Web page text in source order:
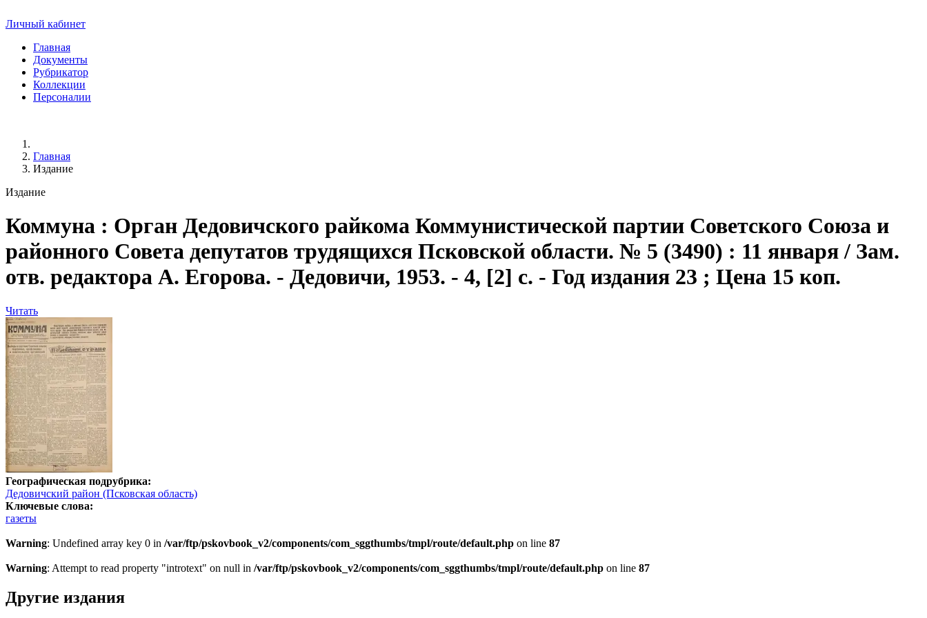
Личный кабинет
Главная
Документы
Рубрикатор
Коллекции
Персоналии
Главная
Издание
Издание
Коммуна : Орган Дедовичского райкома Коммунистической партии Советского Союза и
районного Совета депутатов трудящихся Псковской области. № 5 (3490) : 11 января / Зам.
отв. редактора А. Егорова. - Дедовичи, 1953. - 4, [2] с. - Год издания 23 ; Цена 15 коп.
Читать
Географическая подрубрика:
Дедовичский район (Псковская область)
Ключевые слова:
газеты
Warning: Undefined array key 0 in /var/ftp/pskovbook_v2/components/com_sggthumbs/tmpl/route/default.php on line 87
Warning: Attempt to read property "introtext" on null in /var/ftp/pskovbook_v2/components/com_sggthumbs/tmpl/route/default.php on line 87
Другие издания